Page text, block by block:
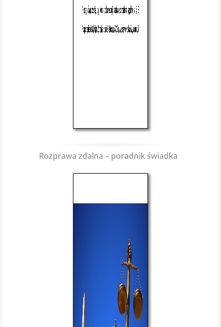
Rozprawa zdalna – poradnik świadka